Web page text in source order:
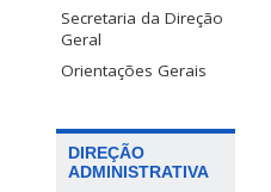
Secretaria da Direção
Geral
Orientações Gerais
DIREÇÃO
ADMINISTRATIVA